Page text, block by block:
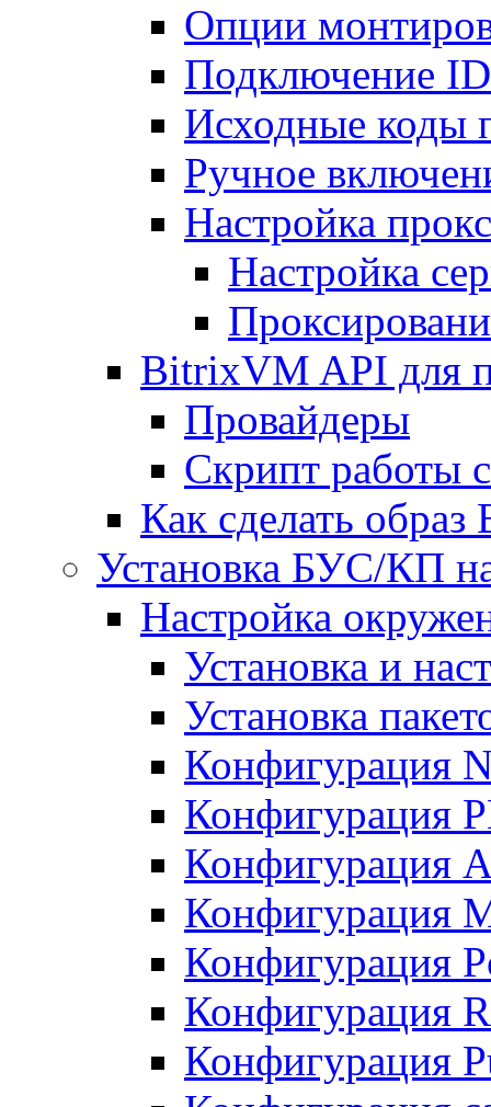
Опции
Подключение
Исходные коды
Ручное
Настройка
Настройка
BitrixVM API для
Провайдеры
Скрипт работы
Как сделать
Установка БУС/КП
Настройка
Установка и
Установка
Конфигурация
Конфигурация
Конфигурация
Конфигурация
Конфигурация
Конфигурация
Конфигурация